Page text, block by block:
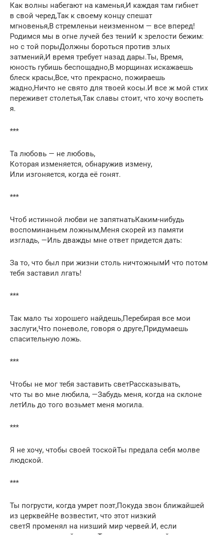
Как волны набегают на каменья,И каждая там гибнет
в свой черед,Так к своему концу спешат
мгновенья,В стремленьи неизменном — все вперед!
Родимся мы в огне лучей без тениИ к зрелости бежим:
но с той порыДолжны бороться против злых
затмений,И время требует назад дары.Ты, Время,
юность губишь беспощадно,В морщинах искажаешь
блеск красы,Все, что прекрасно, пожираешь
жадно,Ничто не свято для твоей косы.И все ж мой стих
переживет столетья,Так славы стоит, что хочу воспеть
я.
***
Та любовь — не любовь,
Которая изменяется, обнаружив измену,
Или изгоняется, когда её гонят.
***
Чтоб истинной любви не запятнатьКаким-нибудь
воспоминаньем ложным,Меня скорей из памяти
изгладь, —Иль дважды мне ответ придется дать:
За то, что был при жизни столь ничтожнымИ что потом
тебя заставил лгать!
***
Так мало ты хорошего найдешь,Перебирая все мои
заслуги,Что поневоле, говоря о друге,Придумаешь
спасительную ложь.
***
Чтобы не мог тебя заставить светРассказывать,
что ты во мне любила, —Забудь меня, когда на склоне
летИль до того возьмет меня могила.
***
Я не хочу, чтобы своей тоскойТы предала себя молве
людской.
***
Ты погрусти, когда умрет поэт,Покуда звон ближайшей
из церквейНе возвестит, что этот низкий
светЯ променял на низший мир червей.И, если